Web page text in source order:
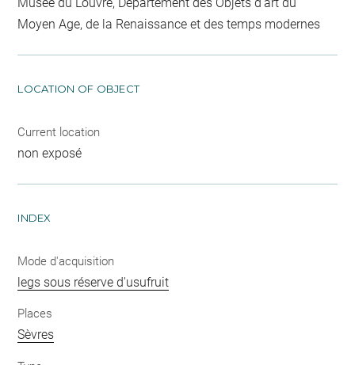
Moyen Age, de la Renaissance et des temps modernes
LOCATION OF OBJECT
Current location
non exposé
INDEX
Mode d'acquisition
legs sous réserve d'usufruit
Places
Sèvres